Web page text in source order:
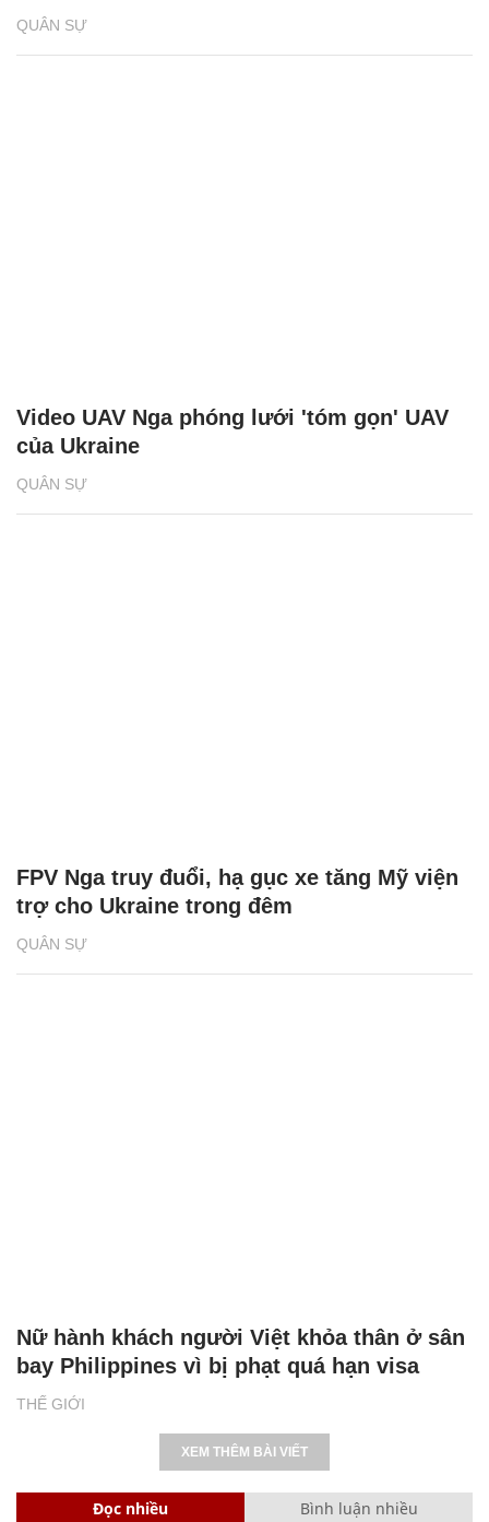
QUÂN SỰ
QUÂN SỰ
Video UAV Nga phóng lưới 'tóm gọn' UAV
của Ukraine
QUÂN SỰ
FPV Nga truy đuổi, hạ gục xe tăng Mỹ viện
trợ cho Ukraine trong đêm
THẾ GIỚI
Nữ hành khách người Việt khỏa thân ở sân
bay Philippines vì bị phạt quá hạn visa
XEM THÊM BÀI VIẾT
Đọc nhiều Bình luận nhiều